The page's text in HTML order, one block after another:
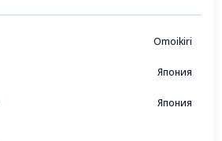
Omoikiri
Япония
Япония